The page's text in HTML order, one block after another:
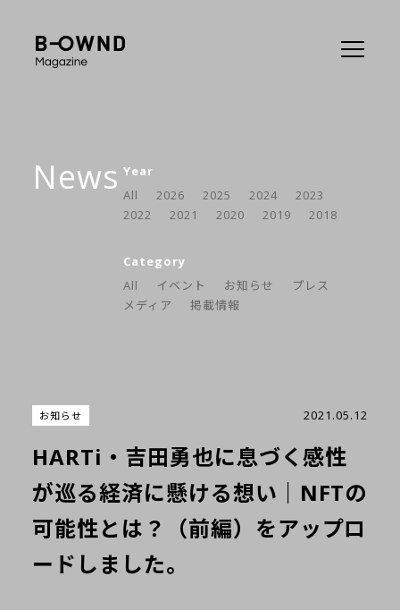
News Year
All
2026 2025 2024
2023
2022
2021 2020 2019 2018
Category
All
イベント お知らせ
プレス
メディア
掲載情報
お知らせ 2021.05.12
HARTi・吉田勇也に息づく感性
が巡る経済に懸ける想い｜NFTの
可能性とは？（前編）をアップロ
ードしました。